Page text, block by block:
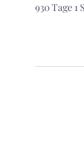
930 Tage 1